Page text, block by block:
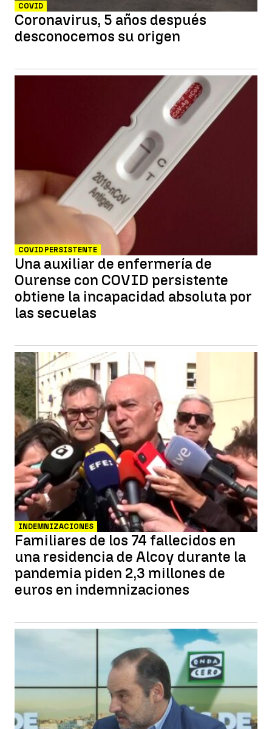
COVID
Coronavirus, 5 años después
desconocemos su origen
COVID PERSISTENTE
Una auxiliar de enfermería de
Ourense con COVID persistente
obtiene la incapacidad absoluta por
las secuelas
INDEMNIZACIONES
Familiares de los 74 fallecidos en
una residencia de Alcoy durante la
pandemia piden 2,3 millones de
euros en indemnizaciones